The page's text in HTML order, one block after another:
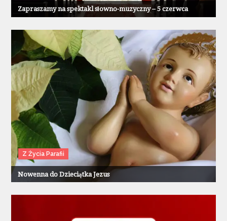
Zapraszamy na spektakl słowno-muzyczny – 5 czerwca
Z Życia Parafii
Nowenna do Dzieciątka Jezus